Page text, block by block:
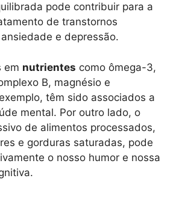
pode contribuir para a
de transtornos
e depressão.
em nutrientes como ômega-3,
B, magnésio e
têm sido associados a
mental. Por outro lado, o
de alimentos processados,
e gorduras saturadas, pode
o nosso humor e nossa